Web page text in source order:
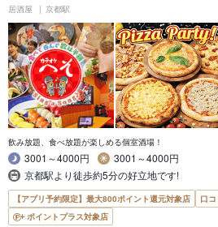
居酒屋 京都駅
飲み放題、食べ放題が楽しめる個室酒場！
3001～4000円
3001～4000円
京都駅より徒歩約5分の好立地です!
【アプリ予約限定】最大800ポイント還元対象店 口
ポイントプラス対象店